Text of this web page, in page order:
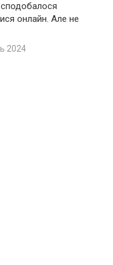
онлайн. Але не
2024